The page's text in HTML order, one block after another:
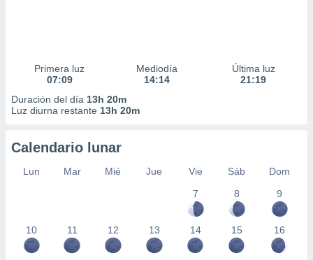
Primera luz
07:09
Mediodía
14:14
Última luz
21:19
Duración del día 13h 20m
Luz diurna restante 13h 20m
Calendario lunar
Lun Mar Mié Jue Vie Sáb
Dom
7
8 9
10 11 12 13 14 15 16